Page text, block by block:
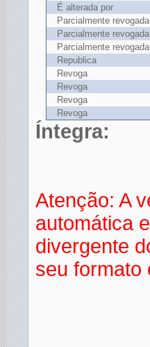
É alterada por
Parcialmente
Parcialmente
Parcialmente
Republica
Revoga
Revoga
Revoga
Revoga
Íntegra:
Atenção: A
automática
divergente
seu formato